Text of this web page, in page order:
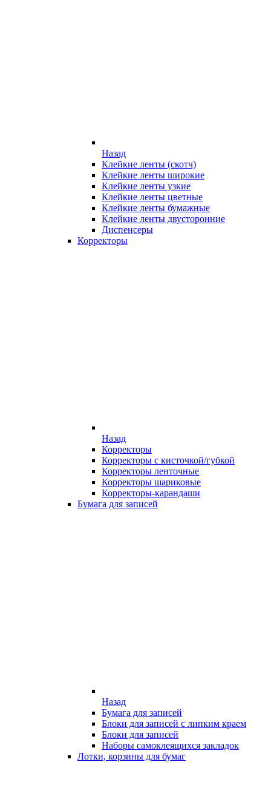
Назад
Клейкие ленты (скотч)
Клейкие ленты широкие
Клейкие ленты узкие
Клейкие ленты цветные
Клейкие ленты бумажные
Клейкие ленты двусторонние
Диспенсеры
Корректоры
Назад
Корректоры
Корректоры с кисточкой/губкой
Корректоры ленточные
Корректоры шариковые
Корректоры-карандаши
Бумага для записей
Назад
Бумага для записей
Блоки для записей с липким краем
Блоки для записей
Наборы самоклеящихся закладок
Лотки, корзины для бумаг